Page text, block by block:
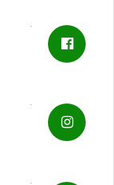
.
.
.